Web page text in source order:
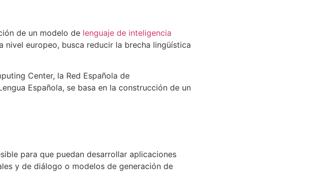
de un modelo de lenguaje de inteligencia
nivel europeo, busca reducir la brecha lingüística
Center, la Red Española de
Española, se basa en la construcción de un
para que puedan desarrollar aplicaciones
y de diálogo o modelos de generación de